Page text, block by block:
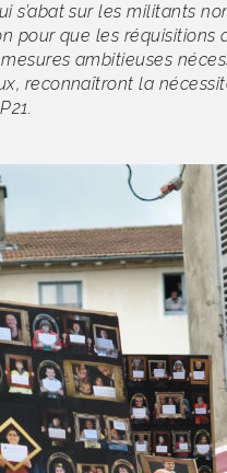
sur les militants
pour que les
ambitieuses
reconnaîtront la